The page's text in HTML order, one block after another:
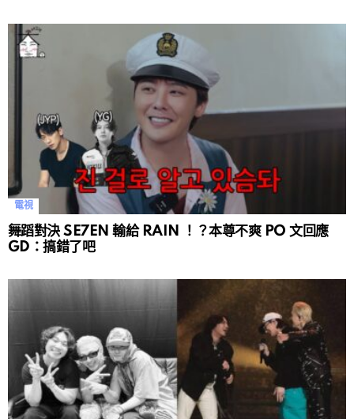
電視
舞蹈對決 SE7EN 輸給 RAIN ！？本尊不爽 PO 文回應
GD：搞錯了吧